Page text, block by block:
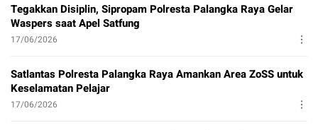
Tegakkan Disiplin, Sipropam Polresta Palangka Raya Gelar
Waspers saat Apel Satfung
17/06/2026
Satlantas Polresta Palangka Raya Amankan Area ZoSS untuk
Keselamatan Pelajar
17/06/2026